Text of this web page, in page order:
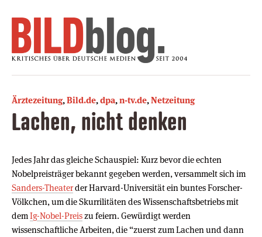
Ärztezeitung,Bild.de,dpa,n-tv.de,Netzeitung
Lachen, nicht denken
Jedes Jahr das gleiche Schauspiel: Kurz bevor die echten
Nobelpreisträger bekannt gegeben werden, versammelt sich im
Sanders-Theaterder Harvard-Universität ein buntes Forscher-
Völkchen, um die Skurrilitäten des Wissenschaftsbetriebs mit
demIg-Nobel-Preis zu feiern. Gewürdigt werden
wissenschaftliche Arbeiten, die “zuerst zum Lachen und dann